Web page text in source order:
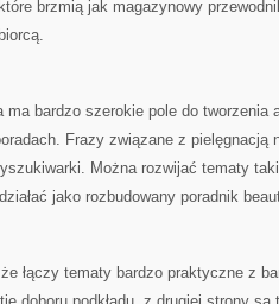
brzmią jak magazynowy
bardzo szerokie pole do tworzenia
Frazy związane z pielęgnacją
Można rozwijać tematy
jako rozbudowany poradnik
łączy tematy bardzo praktyczne z